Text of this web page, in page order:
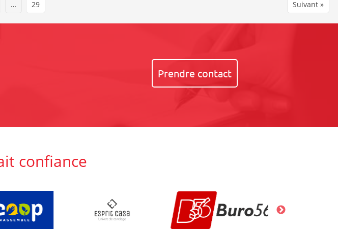
… 29 Suivant »
Prendre contact
confiance